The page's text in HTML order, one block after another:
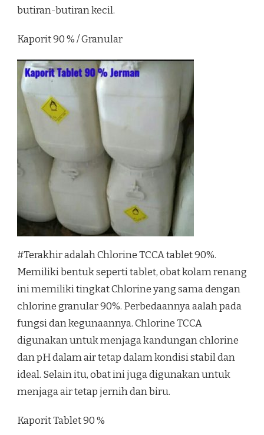
butiran-butiran kecil.
Kaporit 90 % / Granular
#Terakhir adalah Chlorine TCCA tablet 90%.
Memiliki bentuk seperti tablet, obat kolam renang
ini memiliki tingkat Chlorine yang sama dengan
chlorine granular 90%. Perbedaannya aalah pada
fungsi dan kegunaannya. Chlorine TCCA
digunakan untuk menjaga kandungan chlorine
dan pH dalam air tetap dalam kondisi stabil dan
ideal. Selain itu, obat ini juga digunakan untuk
menjaga air tetap jernih dan biru.
Kaporit Tablet 90 %